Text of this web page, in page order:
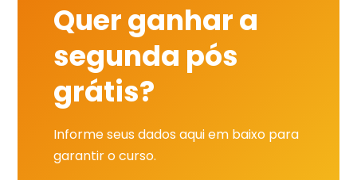
Quer ganhar a
segunda pós
grátis?
Informe seus dados aqui em baixo para
garantir o curso.